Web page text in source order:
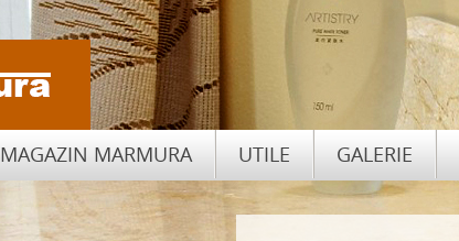
MAGAZIN MARMURA UTILE GALERIE